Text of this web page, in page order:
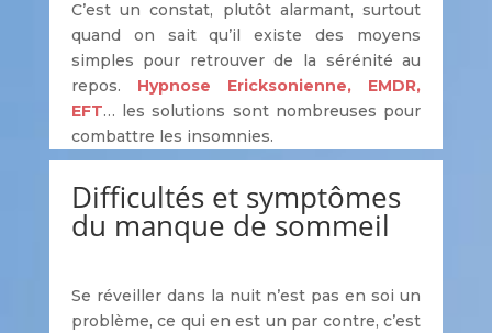
C’est un constat, plutôt alarmant, surtout
quand on sait qu’il existe des moyens
simples pour retrouver de la sérénité au
repos. Hypnose Ericksonienne, EMDR,
EFT… les solutions sont nombreuses pour
combattre les insomnies.
Difficultés et symptômes
du manque de sommeil
Se réveiller dans la nuit n’est pas en soi un
problème, ce qui en est un par contre, c’est